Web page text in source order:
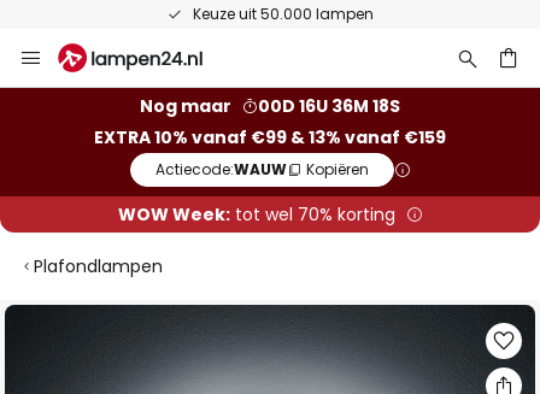
Keuze uit 50.000 lampen
naar
Nog maar
00D 16U 36M 18S
EXTRA 10% vanaf €99 & 13% vanaf €159
Actiecode:WAUW Kopiëren
WOW Week:tot wel 70% korting
Plafondlampen
Ga